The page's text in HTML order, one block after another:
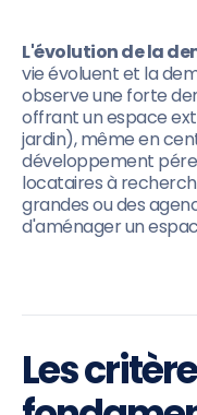
L'évolution de la
vie évoluent et la
observe une forte
offrant un espace
jardin), même en
développement
locataires à
grandes ou des
d'aménager un
Les